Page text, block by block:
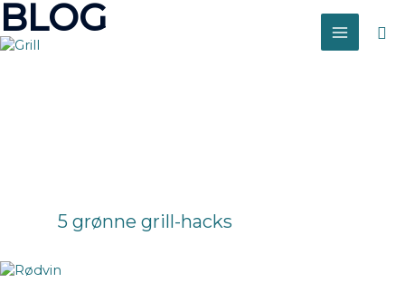
MAIN
BLOG
5 grønne grill-hacks